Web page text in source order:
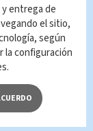
entrega de
el sitio,
según
la configuración